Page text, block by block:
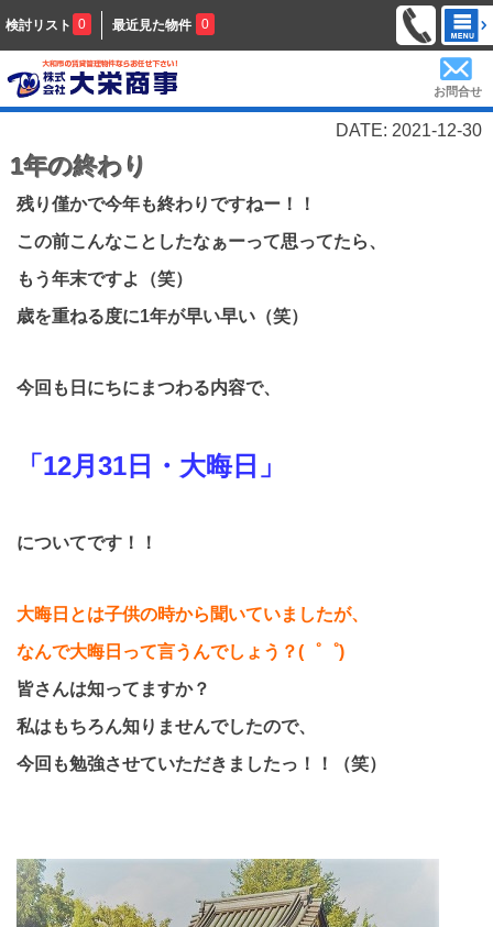
検討リスト 0 最近見た物件 0
お問合せ
DATE: 2021-12-30
1年の終わり
残り僅かで今年も終わりですねー！！
この前こんなことしたなぁーって思ってたら、
もう年末ですよ（笑）
歳を重ねる度に1年が早い早い（笑）
今回も日にちにまつわる内容で、
「12月 31 日・大晦日」
についてです！！
大晦日とは子供の時から聞いていましたが、
なんで大晦日って言うんでしょう？( ゜゜)
皆さんは知ってますか？
私はもちろん知りませんでしたので、
今回も勉強させていただきましたっ！！（笑）